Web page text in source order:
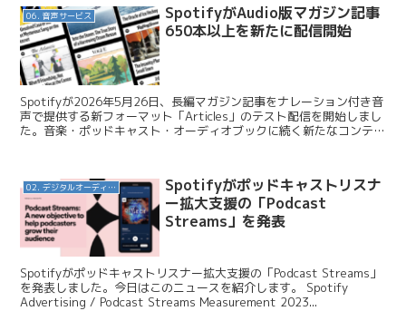
06. 音声サービス
SpotifyがAudio版マガジン記事
650本以上を新たに配信開始
Spotifyが2026年5月26日、長編マガジン記事をナレーション付き音
声で提供する新フォーマット「Articles」のテスト配信を開始しまし
た。音楽・ポッドキャスト・オーディオブックに続く新たなコンテン
02. デジタルオーディオ広告（音声広告）
Spotifyがポッドキャストリスナ
ー拡大支援の「Podcast
Streams」を発表
Spotifyがポッドキャストリスナー拡大支援の「Podcast Streams」
を発表しました。今日はこのニュースを紹介します。 Spotify
Advertising / Podcast Streams Measurement 2023...